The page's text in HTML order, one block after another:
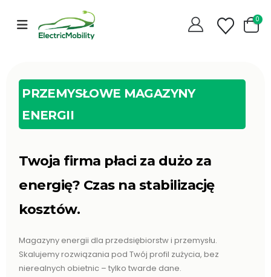
0
PRZEMYSŁOWE MAGAZYNY
ENERGII
Twoja firma płaci za dużo za
energię? Czas na stabilizację
kosztów.
Magazyny energii dla przedsiębiorstw i przemysłu.
Skalujemy rozwiązania pod Twój profil zużycia, bez
nierealnych obietnic – tylko twarde dane.